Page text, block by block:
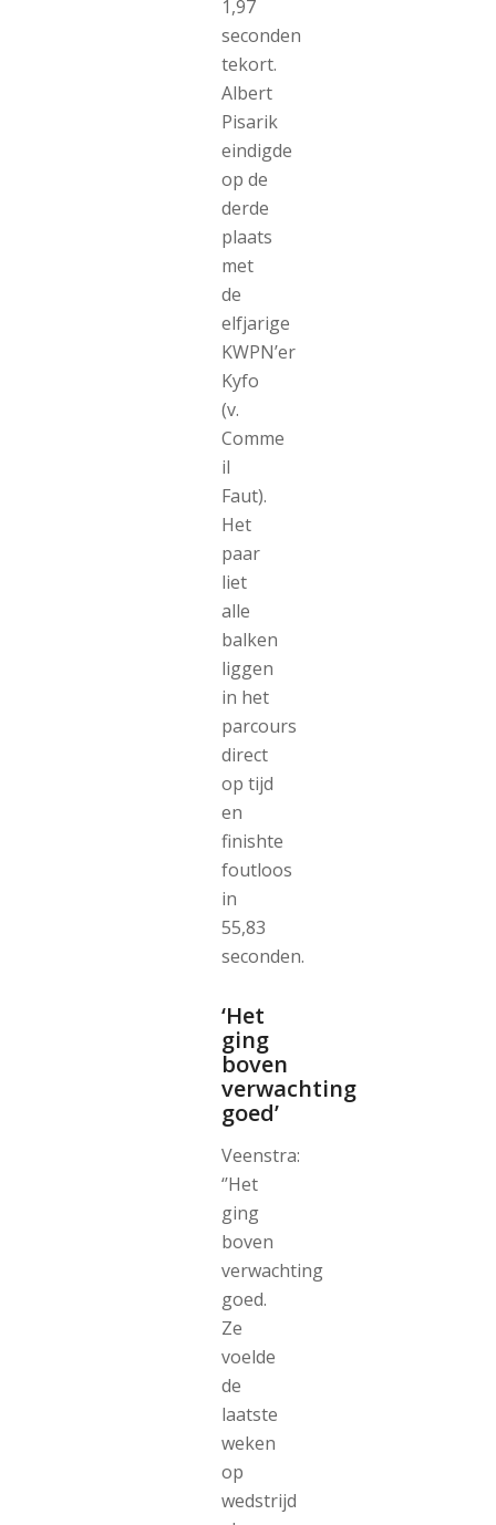
1,97
seconden
tekort.
Albert
Pisarik
eindigde
op de
derde
plaats
met
de
elfjarige
KWPN’er
Kyfo
(v.
Comme
il
Faut).
Het
paar
liet
alle
balken
liggen
in het
parcours
direct
op tijd
en
finishte
foutloos
in
55,83
seconden.
‘Het
ging
boven
verwachting
goed’
Veenstra:
‘’Het
ging
boven
verwachting
goed.
Ze
voelde
de
laatste
weken
op
wedstrijd